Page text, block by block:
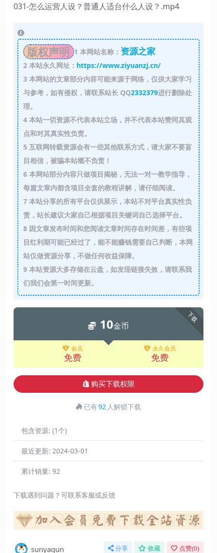
031-怎么运营人设？普通人适台什么人设？.mp4
版权声明 1 本网站名称： 资源之家
2本站永久网址： https://www.ziyuanzj.cn/
3本网站的文章部分内容可能来源于网络，仅供大家学习
与参考，如有侵权，请联系站长 QQ2332379进行删除处
理。
4本站一切资源不代表本站立场，并不代表本站赞同其观
点和对其真实性负责。
5互联网转载资源会有一些其他联系方式，请大家不要盲
目相信，被骗本站概不负责！
6本网站部分内容只做项目揭秘，无法一对一教学指导，
每篇文章内都含项目全套的教程讲解，请仔细阅读。
7本站分享的所有平台仅供展示，本站不对平台真实性负
责，站长建议大家自己根据项目关键词自己选择平台。
8因文章发布时间和您阅读文章时间存在时间差，有些项
目红利期可能已经过了，能不能赚钱需要自己判断，本网
站仅做资源分享，不做任何收益保障。
9本站资源大多存储在云盘，如发现链接失效，请联系我
们我们会第一时间更新。
下载
10金币
会员
免费
永久会员
免费
购买下载权限
已有92 人解锁下载
包含资源: (1个)
最近更新: 2024-03-01
累计销量: 92
下载遇到问题？可联系客服或反馈
sunyaqun 分享 收藏 点赞(0)